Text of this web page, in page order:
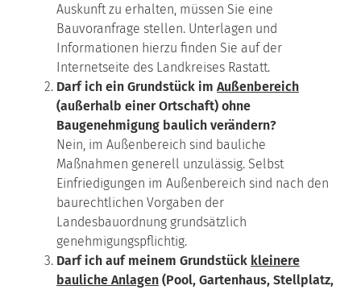
Auskunft zu erhalten, müssen Sie eine
Bauvoranfrage stellen. Unterlagen und
Informationen hierzu finden Sie auf der
Internetseite des Landkreises Rastatt.
Darf ich ein Grundstück im Außenbereich
(außerhalb einer Ortschaft) ohne
Baugenehmigung baulich verändern?
Nein, im Außenbereich sind bauliche
Maßnahmen generell unzulässig. Selbst
Einfriedigungen im Außenbereich sind nach den
baurechtlichen Vorgaben der
Landesbauordnung grundsätzlich
genehmigungspflichtig.
Darf ich auf meinem Grundstück kleinere
bauliche Anlagen (Pool, Gartenhaus, Stellplatz,